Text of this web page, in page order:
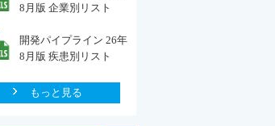
8月版 企業別リスト
開発パイプライン 26年
8月版 疾患別リスト
もっと見る